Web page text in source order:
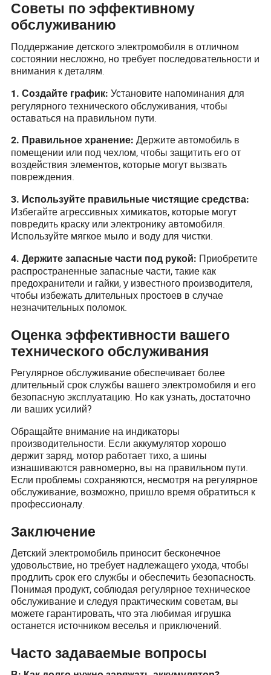
Советы по эффективному
обслуживанию
Поддержание детского электромобиля в отличном
состоянии несложно, но требует последовательности и
внимания к деталям.
1. Создайте график: Установите напоминания для
регулярного технического обслуживания, чтобы
оставаться на правильном пути.
2. Правильное хранение: Держите автомобиль в
помещении или под чехлом, чтобы защитить его от
воздействия элементов, которые могут вызвать
повреждения.
3. Используйте правильные чистящие средства:
Избегайте агрессивных химикатов, которые могут
повредить краску или электронику автомобиля.
Используйте мягкое мыло и воду для чистки.
4. Держите запасные части под рукой: Приобретите
распространенные запасные части, такие как
предохранители и гайки, у известного производителя,
чтобы избежать длительных простоев в случае
незначительных поломок.
Оценка эффективности вашего
технического обслуживания
Регулярное обслуживание обеспечивает более
длительный срок службы вашего электромобиля и его
безопасную эксплуатацию. Но как узнать, достаточно
ли ваших усилий?
Обращайте внимание на индикаторы
производительности. Если аккумулятор хорошо
держит заряд, мотор работает тихо, а шины
изнашиваются равномерно, вы на правильном пути.
Если проблемы сохраняются, несмотря на регулярное
обслуживание, возможно, пришло время обратиться к
профессионалу.
Заключение
Детский электромобиль приносит бесконечное
удовольствие, но требует надлежащего ухода, чтобы
продлить срок его службы и обеспечить безопасность.
Понимая продукт, соблюдая регулярное техническое
обслуживание и следуя практическим советам, вы
можете гарантировать, что эта любимая игрушка
останется источником веселья и приключений.
Часто задаваемые вопросы